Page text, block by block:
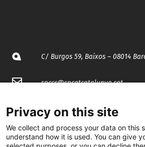
C/ Burgos 59, Baixos – 08014
spccc@spcgtcatalunya.cat
@CGTCatalunya
Privacy on this site
We collect and process your data on this
understand how it is used. You can give